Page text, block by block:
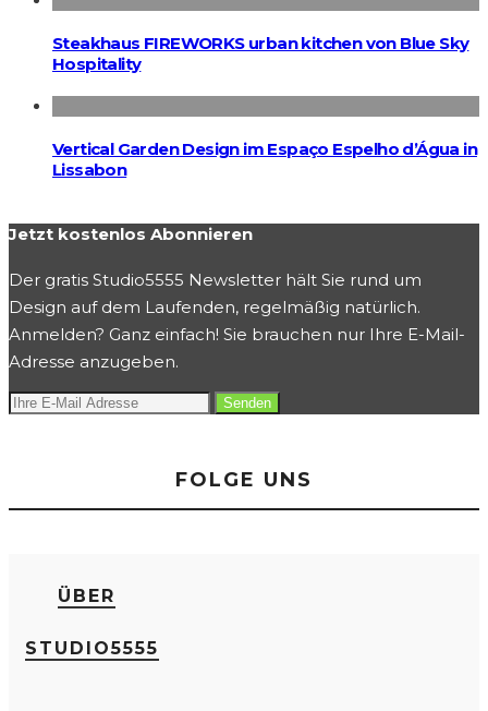
Steakhaus FIREWORKS urban kitchen von Blue Sky
Hospitality
Vertical Garden Design im Espaço Espelho d’Água in
Lissabon
Jetzt kostenlos Abonnieren
Der gratis Studio5555 Newsletter hält Sie rund um
Design auf dem Laufenden, regelmäßig natürlich.
Anmelden? Ganz einfach! Sie brauchen nur Ihre E-Mail-
Adresse anzugeben.
FOLGE UNS
ÜBER
STUDIO5555